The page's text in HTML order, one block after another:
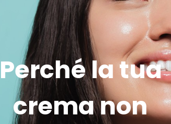
Perché la tua
crema non